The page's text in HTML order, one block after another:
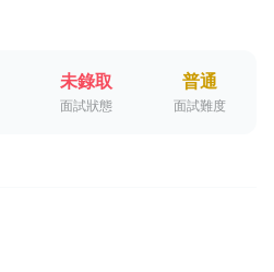
未錄取
面試狀態
普通
面試難度